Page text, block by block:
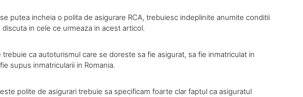
putea incheia o polita de asigurare RCA, trebuiesc indeplinite anumite conditii
in cele ce urmeaza in acest articol.
trebuie ca autoturismul care se doreste sa fie asigurat, sa fie inmatriculat in
supus inmatricularii in Romania.
polite de asigurari trebuie sa specificam foarte clar faptul ca asiguratul